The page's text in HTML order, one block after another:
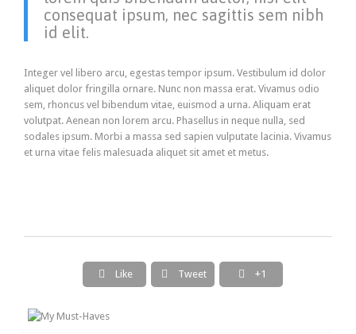
consequat ipsum, nec sagittis sem nibh
id elit.
Integer vel libero arcu, egestas tempor ipsum. Vestibulum id dolor
aliquet dolor fringilla ornare. Nunc non massa erat. Vivamus odio
sem, rhoncus vel bibendum vitae, euismod a urna. Aliquam erat
volutpat. Aenean non lorem arcu. Phasellus in neque nulla, sed
sodales ipsum. Morbi a massa sed sapien vulputate lacinia. Vivamus
et urna vitae felis malesuada aliquet sit amet et metus.
 Like  Tweet  +1